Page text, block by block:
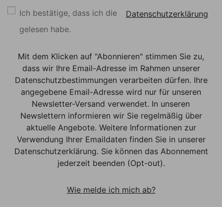
Ich bestätige, dass ich die
Datenschutzerklärung
gelesen habe.
Mit dem Klicken auf "Abonnieren" stimmen Sie zu,
dass wir Ihre Email-Adresse im Rahmen unserer
Datenschutzbestimmungen verarbeiten dürfen. Ihre
angegebene Email-Adresse wird nur für unseren
Newsletter-Versand verwendet. In unseren
Newslettern informieren wir Sie regelmäßig über
aktuelle Angebote. Weitere Informationen zur
Verwendung Ihrer Emaildaten finden Sie in unserer
Datenschutzerklärung. Sie können das Abonnement
jederzeit beenden (Opt-out).
Wie melde ich mich ab?